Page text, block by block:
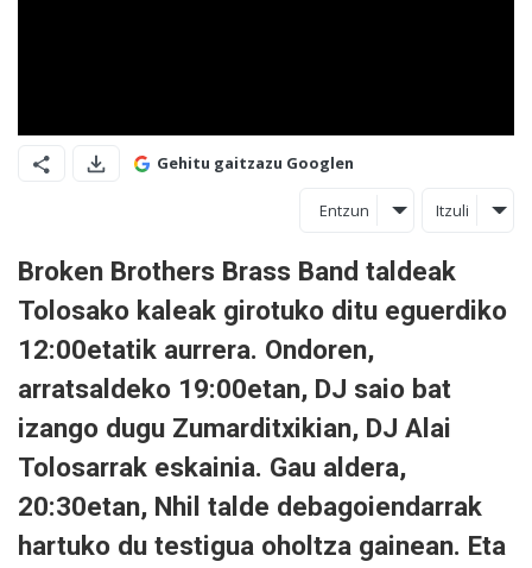
Gehitu gaitzazu Googlen
Entzun Itzuli
Broken Brothers Brass Band taldeak
Tolosako kaleak girotuko ditu eguerdiko
12:00etatik aurrera. Ondoren,
arratsaldeko 19:00etan, DJ saio bat
izango dugu Zumarditxikian, DJ Alai
Tolosarrak eskainia. Gau aldera,
20:30etan, Nhil talde debagoiendarrak
hartuko du testigua oholtza gainean. Eta